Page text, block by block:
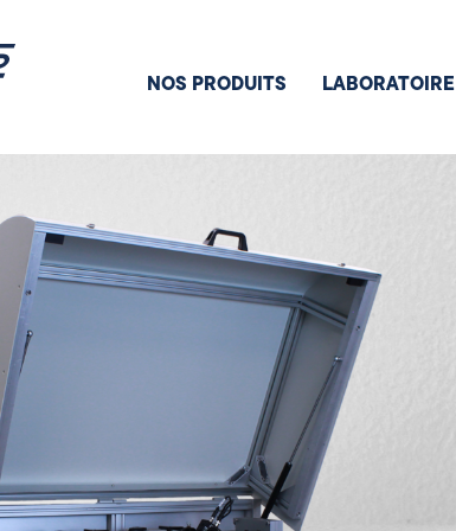
NOS PRODUITS LABORATOIRE